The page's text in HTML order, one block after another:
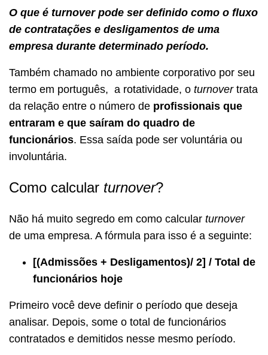
O que é turnover pode ser definido como o fluxo
de contratações e desligamentos de uma
empresa durante determinado período.
Também chamado no ambiente corporativo por seu
termo em português, a rotatividade, o turnovertrata
da relação entre o número de profissionais que
entraram e que saíram do quadro de
funcionários. Essa saída pode ser voluntária ou
involuntária.
Como calcular turnover?
Não há muito segredo em como calcular turnover
de uma empresa. A fórmula para isso é a seguinte:
[(Admissões + Desligamentos)/ 2] / Total de
funcionários hoje
Primeiro você deve definir o período que deseja
analisar. Depois, some o total de funcionários
contratados e demitidos nesse mesmo período.